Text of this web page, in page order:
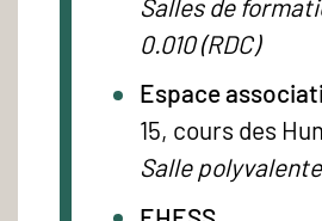
Salles de
0.010 (RDC)
Espace
15, cours des
Salle